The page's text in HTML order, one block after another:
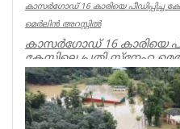
കാസർഗോഡ് 16 കാരിയെ പീഡിപ്പിച്ച
മെർലിൻ അറസ്റ്റിൽ
കാസർഗോഡ് 16 കാരിയെ
കേസിലെ പ്രതി സ്നേഹ
തളിപ്പറമ്പ്, പുളിപ്പറമ്പ്
Kerala